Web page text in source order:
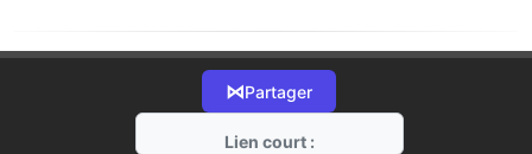
⋈Partager
Lien court :